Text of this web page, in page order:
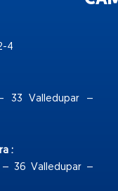
4
33 Valledupar –
:
– 36 Valledupar –